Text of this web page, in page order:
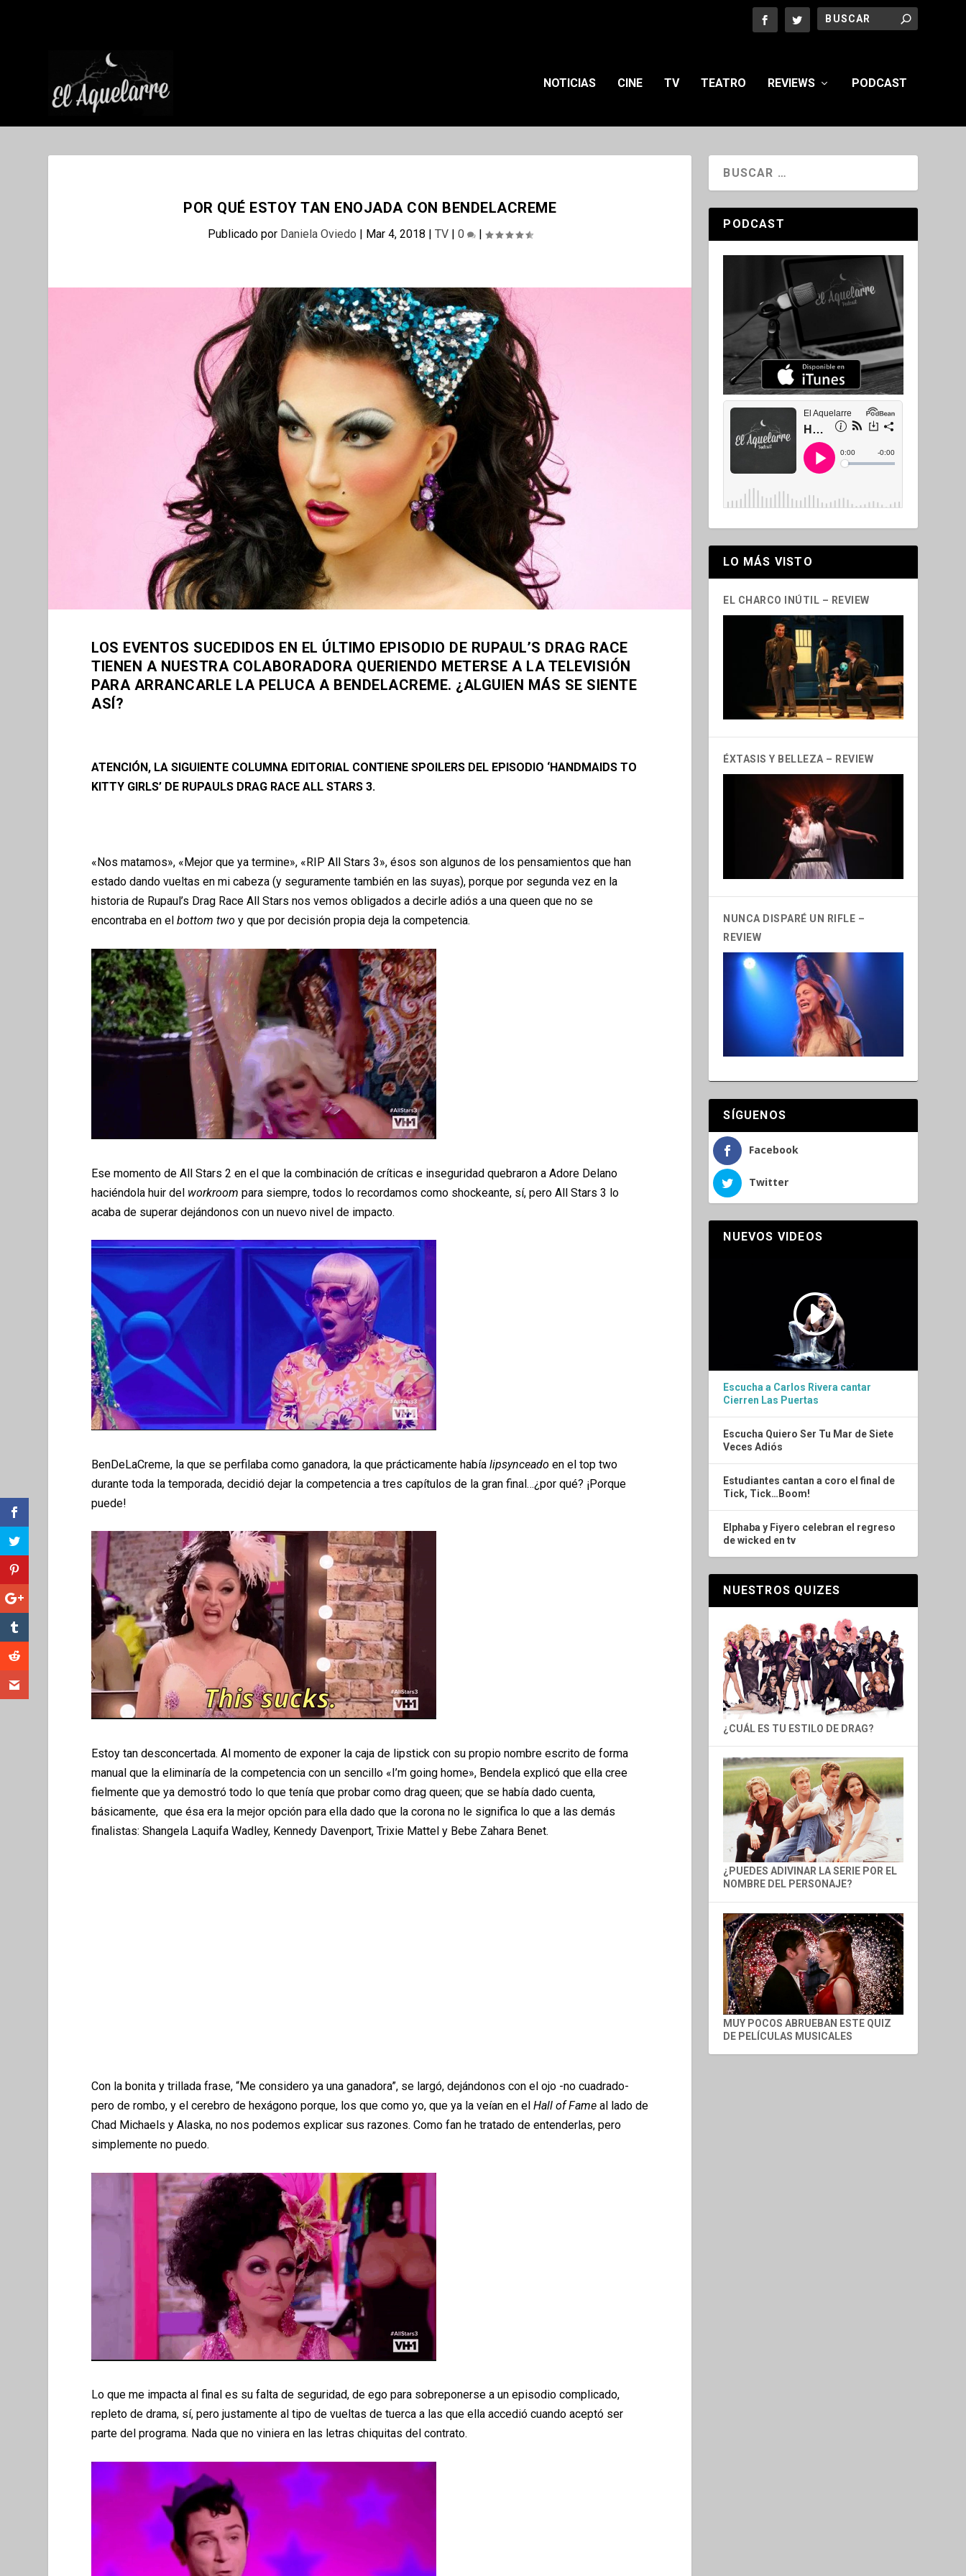
NOTICIAS CINE TV TEATRO REVIEWS PODCAST
POR QUÉ ESTOY TAN ENOJADA CON BENDELACREME
Publicado por Daniela Oviedo | Mar 4, 2018 | TV| 0 |
LOS EVENTOS SUCEDIDOS EN EL ÚLTIMO EPISODIO DE RUPAUL’S DRAG RACE
TIENEN A NUESTRA COLABORADORA QUERIENDO METERSE A LA TELEVISIÓN
PARA ARRANCARLE LA PELUCA A BENDELACREME. ¿ALGUIEN MÁS SE SIENTE
ASÍ?
ATENCIÓN, LA SIGUIENTE COLUMNA EDITORIAL CONTIENE SPOILERS DEL EPISODIO ‘HANDMAIDS TO
KITTY GIRLS’ DE RUPAULS DRAG RACE ALL STARS 3.
«Nos matamos», «Mejor que ya termine», «RIP All Stars 3», ésos son algunos de los pensamientos que han
estado dando vueltas en mi cabeza (y seguramente también en las suyas), porque por segunda vez en la
historia de Rupaul’s Drag Race All Stars nos vemos obligados a decirle adiós a una queen que no se
encontraba en elbottom two y que por decisión propia deja la competencia.
Ese momento de All Stars 2 en el que la combinación de críticas e inseguridad quebraron a Adore Delano
haciéndola huir del workroom para siempre, todos lo recordamos como shockeante, sí, pero All Stars 3 lo
acaba de superar dejándonos con un nuevo nivel de impacto.
BenDeLaCreme, la que se perfilaba como ganadora, la que prácticamente habíalipsynceado en el top two
durante toda la temporada, decidió dejar la competencia a tres capítulos de la gran final…¿por qué? ¡Porque
puede!
Estoy tan desconcertada. Al momento de exponer la caja de lipstick con su propio nombre escrito de forma
manual que la eliminaría de la competencia con un sencillo «I’m going home», Bendela explicó que ella cree
fielmente que ya demostró todo lo que tenía que probar como drag queen; que se había dado cuenta,
básicamente, que ésa era la mejor opción para ella dado que la corona no le significa lo que a las demás
finalistas: Shangela Laquifa Wadley, Kennedy Davenport, Trixie Mattel y Bebe Zahara Benet.
Con la bonita y trillada frase, “Me considero ya una ganadora”, se largó, dejándonos con el ojo -no cuadrado-
pero de rombo, y el cerebro de hexágono porque, los que como yo, que ya la veían en elHall of Fame al lado de
Chad Michaels y Alaska, no nos podemos explicar sus razones. Como fan he tratado de entenderlas, pero
simplemente no puedo.
Lo que me impacta al final es su falta de seguridad, de ego para sobreponerse a un episodio complicado,
repleto de drama, sí, pero justamente al tipo de vueltas de tuerca a las que ella accedió cuando aceptó ser
parte del programa. Nada que no viniera en las letras chiquitas del contrato.
PODCAST
LO MÁS VISTO
EL CHARCO INÚTIL – REVIEW
ÉXTASIS Y BELLEZA – REVIEW
NUNCA DISPARÉ UN RIFLE –
REVIEW
SÍGUENOS
Facebook
Twitter
NUEVOS VIDEOS
Escucha a Carlos Rivera cantar
Cierren Las Puertas
Escucha Quiero Ser Tu Mar de Siete
Veces Adiós
Estudiantes cantan a coro el final de
Tick, Tick…Boom!
Elphaba y Fiyero celebran el regreso
de wicked en tv
NUESTROS QUIZES
¿CUÁL ES TU ESTILO DE DRAG?
¿PUEDES ADIVINAR LA SERIE POR EL
NOMBRE DEL PERSONAJE?
MUY POCOS ABRUEBAN ESTE QUIZ
DE PELÍCULAS MUSICALES